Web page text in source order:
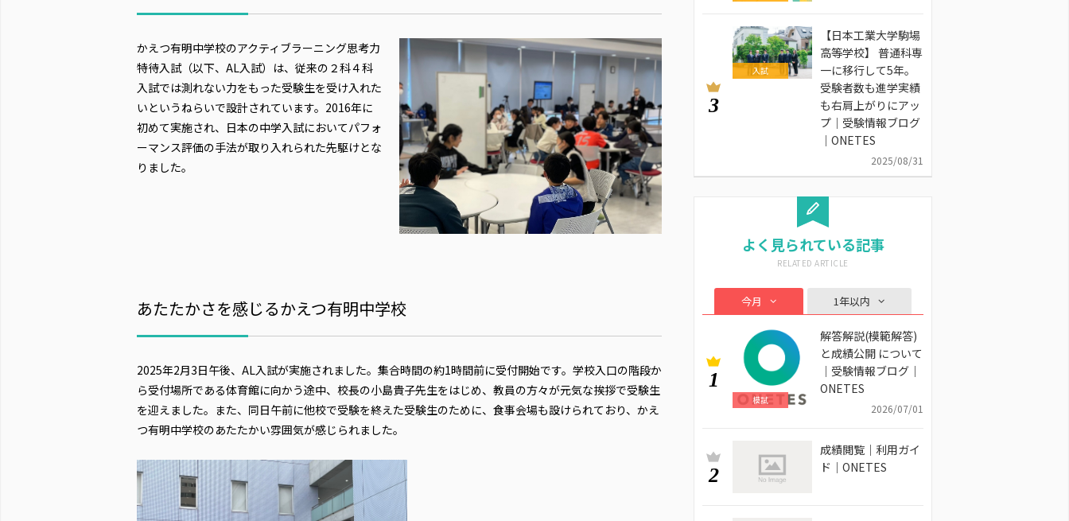
かえつ有明中学校のアクティブラーニング思考力
特待入試（以下、AL入試）は、従来の２科４科
入試では測れない力をもった受験生を受け入れた
いというねらいで設計されています。2016年に
初めて実施され、日本の中学入試においてパフォ
ーマンス評価の手法が取り入れられた先駆けとな
りました。
あたたかさを感じるかえつ有明中学校
2025年2月3日午後、AL入試が実施されました。集合時間の約1時間前に受付開始です。学校入口の階段か
ら受付場所である体育館に向かう途中、校長の小島貴子先生をはじめ、教員の方々が元気な挨拶で受験生
を迎えました。また、同日午前に他校で受験を終えた受験生のために、食事会場も設けられており、かえ
つ有明中学校のあたたかい雰囲気が感じられました。
3
入試
【日本工業大学駒場
高等学校】 普通科専
一に移行して5年。
受験者数も進学実績
も右肩上がりにアッ
プ｜受験情報ブログ
｜ONETES
2025/08/31
よく見られている記事
今月 1年以内
1
模試
解答解説(模範解答)
と成績公開 について
｜受験情報ブログ｜
ONETES
2026/07/01
2
成績閲覧｜利用ガイ
ド｜ONETES